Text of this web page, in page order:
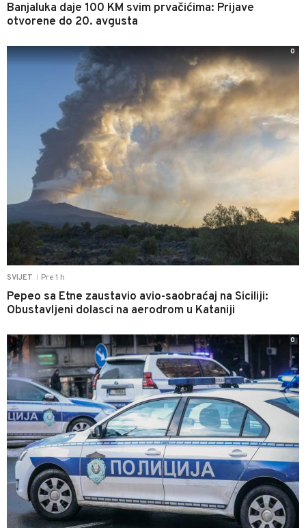
Banjaluka daje 100 KM svim prvačićima: Prijave
otvorene do 20. avgusta
SVIJET Pre 1 h
Pepeo sa Etne zaustavio avio-saobraćaj na Siciliji:
Obustavljeni dolasci na aerodrom u Kataniji
0
0